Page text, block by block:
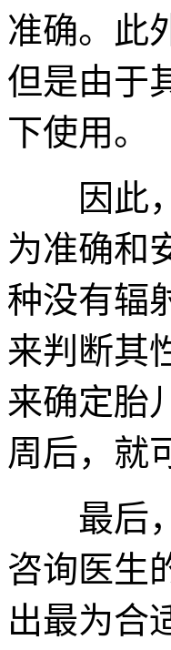
准确。此
但是由于
下使用。
因此，
为准确和
种没有辐
来判断其
来确定胎
周后，就
最后，
咨询医生
出最为合